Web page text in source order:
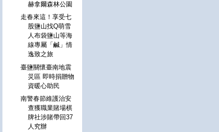
赫拿爾森林公園
走春來這！享受七
股鹽山找Q萌雪
人布袋鹽山等海
線專屬「鹹」情
逸致之旅
臺鹽關懷臺南地震
災區 即時捐贈物
資暖心助民
南警春節維護治安
查獲職業賭場棋
牌社涉賭帶回37
人究辦